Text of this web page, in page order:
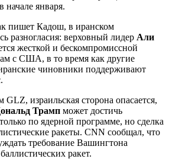
начале января.
пишет Кадош, в иранском
разногласия: верховный лидер Али
жесткой и бескомпромиссной
с США, в то время как другие
чиновники поддерживают
израильская сторона опасается,
Трамп может достичь
по ядерной программе, но сделка
ракеты. CNN сообщал, что
требование Вашингтона
ракет.